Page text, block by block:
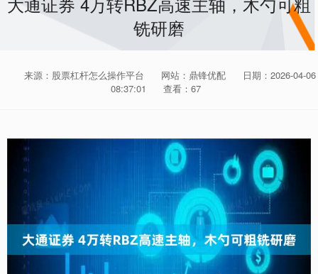
铣研磨
来源：股票杠杆怎么操作平台 网站：鼎锋优配
日期：2026-04-06
08:37:01
查看：67